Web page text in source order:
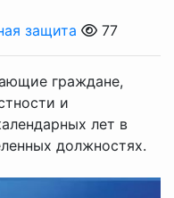
защита 77
граждане,
и
лет в
должностях.